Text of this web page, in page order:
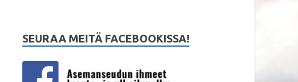
SEURAA MEITÄ FACEBOOKISSA!